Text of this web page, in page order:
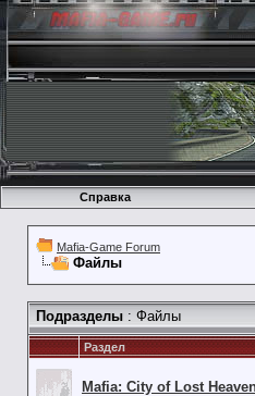
Справка
Mafia-Game Forum
Файлы
Подразделы : Файлы
Раздел
Mafia: City of Lost